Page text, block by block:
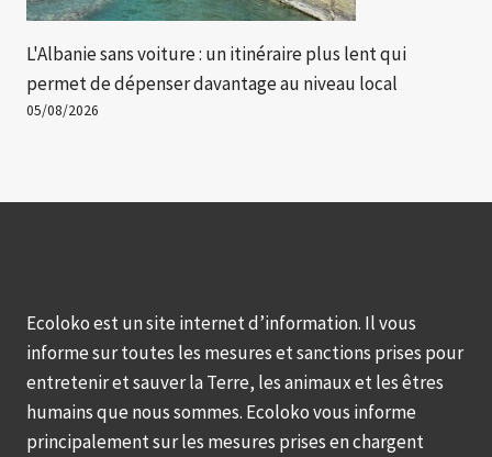
L'Albanie sans voiture : un itinéraire plus lent qui
permet de dépenser davantage au niveau local
05/08/2026
Ecoloko est un site internet d’information. Il vous
informe sur toutes les mesures et sanctions prises pour
entretenir et sauver la Terre, les animaux et les êtres
humains que nous sommes. Ecoloko vous informe
principalement sur les mesures prises en chargent